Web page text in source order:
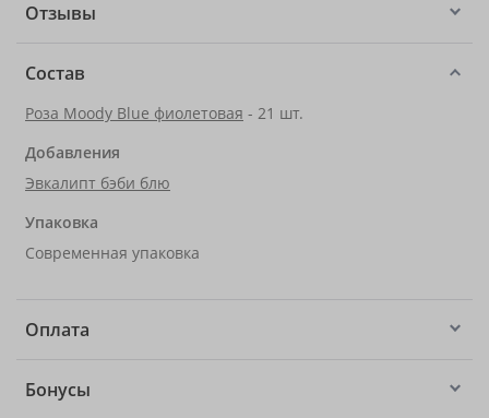
Отзывы
Состав
Роза Moody Blue фиолетовая - 21 шт.
Добавления
Эвкалипт бэби блю
Упаковка
Современная упаковка
Оплата
Бонусы